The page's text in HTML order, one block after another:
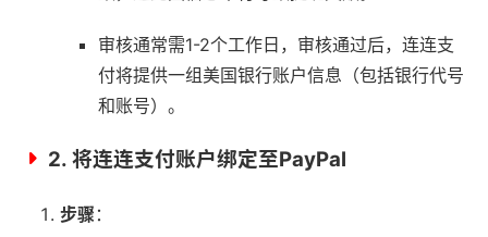
审核通常需1-2个工作日，审核通过后，连连支
付将提供一组美国银行账户信息（包括银行代号
和账号）。
2. 将连连支付账户绑定至PayPal
步骤 ：